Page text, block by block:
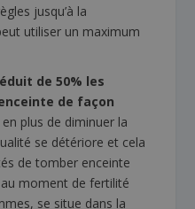
jusqu’à la
utiliser un maximum
de 50% les
de façon
plus de diminuer la
se détériore et cela
de tomber enceinte
moment de fertilité
se situe dans la